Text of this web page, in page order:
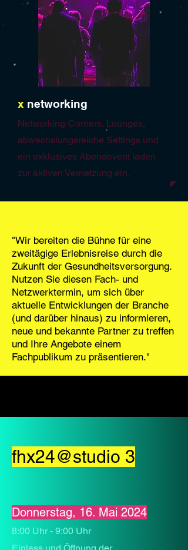
x networking
Networking-Corners, Lounges,
abwechslungsreiche Settings und
ein exklusives Abendevent laden
zur aktiven Vernetzung ein.
"Wir bereiten die Bühne für eine
zweitägige Erlebnisreise durch die
Zukunft der Gesundheitsversorgung.
Nutzen Sie diesen Fach- und
Netzwerktermin, um sich über
aktuelle Entwicklungen der Branche
(und darüber hinaus) zu informieren,
neue und bekannte Partner zu treffen
und Ihre Angebote einem
Fachpublikum zu präsentieren."
fhx24@studio 3
Donnerstag, 16. Mai 2024
8:00 Uhr - 9:00 Uhr